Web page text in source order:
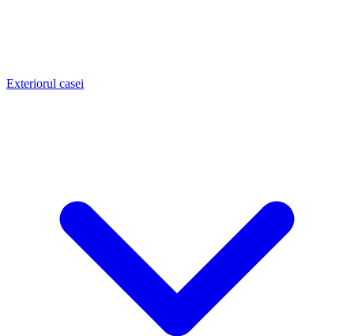
Exteriorul casei